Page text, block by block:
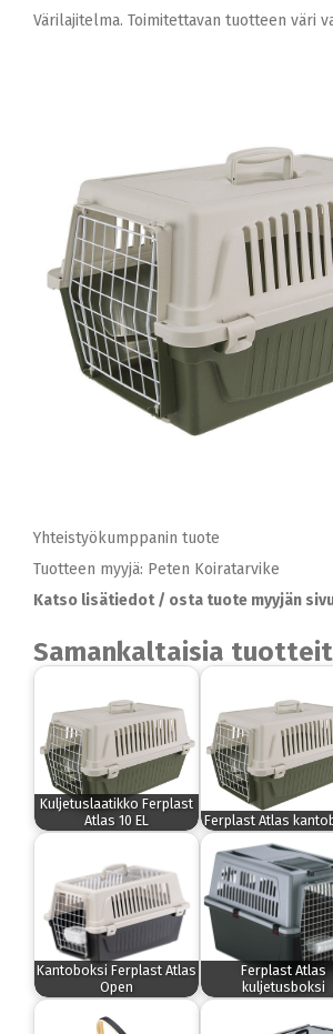
Värilajitelma. Toimitettavan tuotteen väri
Yhteistyökumppanin tuote
Tuotteen myyjä: Peten Koiratarvike
Katso lisätiedot / osta tuote myyjän
Samankaltaisia
Kuljetuslaatikko Ferplast
Atlas 10 EL
Ferplast Atlas
Kantoboksi Ferplast Atlas
Open
Ferplast Atlas
kuljetusboksi